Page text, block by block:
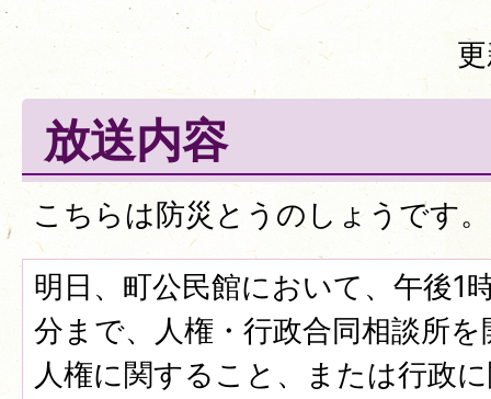
放送内容
こちらは防災とうのしょうです。
明日、町公民館において、午後1
分まで、人権・行政合同相談所
人権に関すること、または行政